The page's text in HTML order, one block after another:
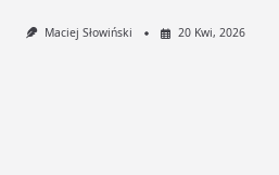
Maciej Słowiński 20 Kwi, 2026